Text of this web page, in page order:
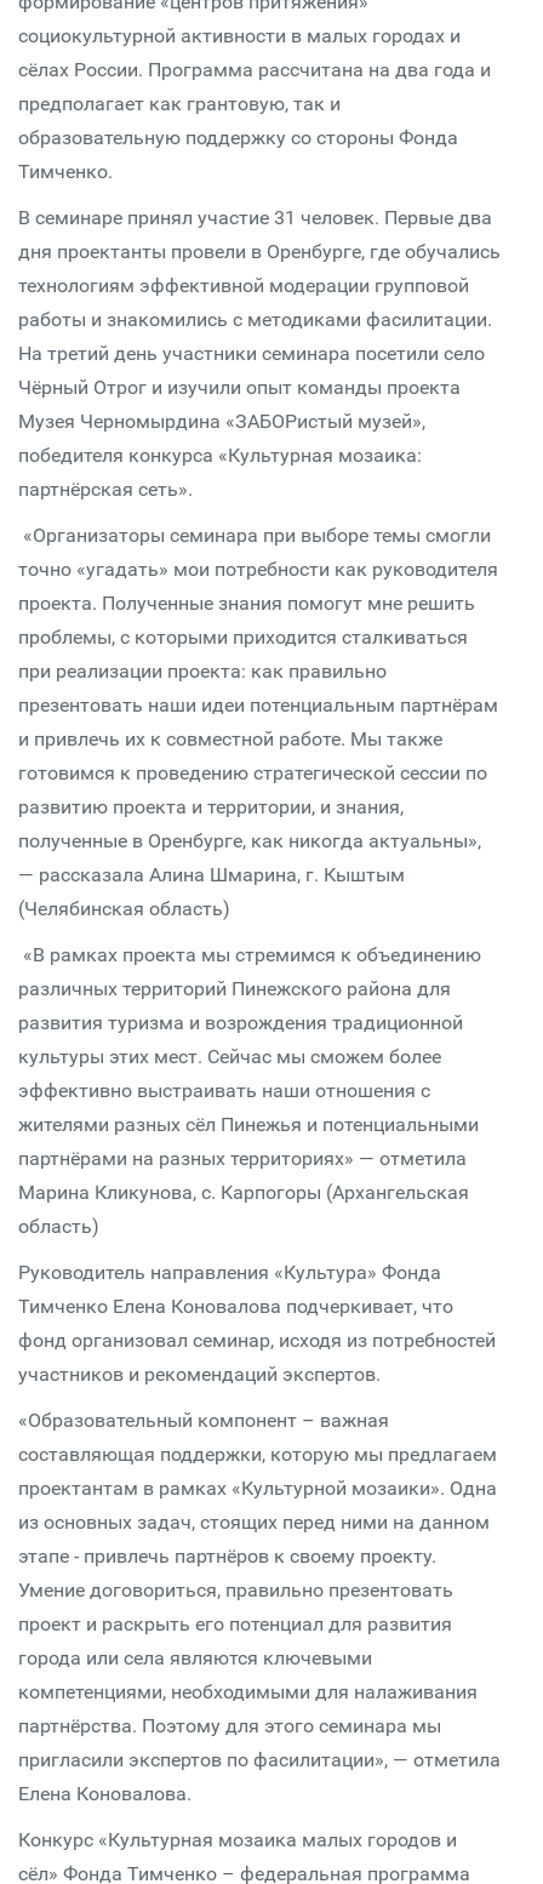
социокультурной активности в малых городах и
сёлах России. Программа рассчитана на два года и
предполагает как грантовую, так и
образовательную поддержку со стороны Фонда
Тимченко.
В семинаре принял участие 31 человек. Первые два
дня проектанты провели в Оренбурге, где обучались
технологиям эффективной модерации групповой
работы и знакомились с методиками фасилитации.
На третий день участники семинара посетили село
Чёрный Отрог и изучили опыт команды проекта
Музея Черномырдина «ЗАБОРистый музей»,
победителя конкурса «Культурная мозаика:
партнёрская сеть».
«Организаторы семинара при выборе темы смогли
точно «угадать» мои потребности как руководителя
проекта. Полученные знания помогут мне решить
проблемы, с которыми приходится сталкиваться
при реализации проекта: как правильно
презентовать наши идеи потенциальным партнёрам
и привлечь их к совместной работе. Мы также
готовимся к проведению стратегической сессии по
развитию проекта и территории, и знания,
полученные в Оренбурге, как никогда актуальны»,
— рассказала Алина Шмарина, г. Кыштым
(Челябинская область)
«В рамках проекта мы стремимся к объединению
различных территорий Пинежского района для
развития туризма и возрождения традиционной
культуры этих мест. Сейчас мы сможем более
эффективно выстраивать наши отношения с
жителями разных сёл Пинежья и потенциальными
партнёрами на разных территориях» — отметила
Марина Кликунова, с. Карпогоры (Архангельская
область)
Руководитель направления «Культура» Фонда
Тимченко Елена Коновалова подчеркивает, что
фонд организовал семинар, исходя из потребностей
участников и рекомендаций экспертов.
«Образовательный компонент – важная
составляющая поддержки, которую мы предлагаем
проектантам в рамках «Культурной мозаики». Одна
из основных задач, стоящих перед ними на данном
этапе - привлечь партнёров к своему проекту.
Умение договориться, правильно презентовать
проект и раскрыть его потенциал для развития
города или села являются ключевыми
компетенциями, необходимыми для налаживания
партнёрства. Поэтому для этого семинара мы
пригласили экспертов по фасилитации», — отметила
Елена Коновалова.
Конкурс «Культурная мозаика малых городов и
сёл» Фонда Тимченко – федеральная программа